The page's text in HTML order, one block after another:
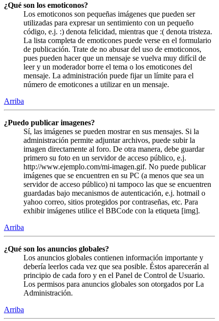
¿Qué son los emoticonos?
Los emoticonos son pequeñas imágenes que pueden ser
utilizadas para expresar un sentimiento con un pequeño
código, e.j. :) denota felicidad, mientras que :( denota tristeza.
La lista completa de emoticones puede verse en el formulario
de publicación. Trate de no abusar del uso de emoticonos,
pues pueden hacer que un mensaje se vuelva muy difícil de
leer y un moderador borre el tema o los emoticones del
mensaje. La administración puede fijar un límite para el
número de emoticones a utilizar en un mensaje.
Arriba
¿Puedo publicar imagenes?
Sí, las imágenes se pueden mostrar en sus mensajes. Si la
administración permite adjuntar archivos, puede subir la
imagen directamente al foro. De otra manera, debe guardar
primero su foto en un servidor de acceso público, e.j.
http://www.ejemplo.com/mi-imagen.gif. No puede publicar
imágenes que se encuentren en su PC (a menos que sea un
servidor de acceso público) ni tampoco las que se encuentren
guardadas bajo mecanismos de autenticación, e.j. hotmail o
yahoo correo, sitios protegidos por contraseñas, etc. Para
exhibir imágenes utilice el BBCode con la etiqueta [img].
Arriba
¿Qué son los anuncios globales?
Los anuncios globales contienen información importante y
debería leerlos cada vez que sea posible. Éstos aparecerán al
principio de cada foro y en el Panel de Control de Usuario.
Los permisos para anuncios globales son otorgados por La
Administración.
Arriba